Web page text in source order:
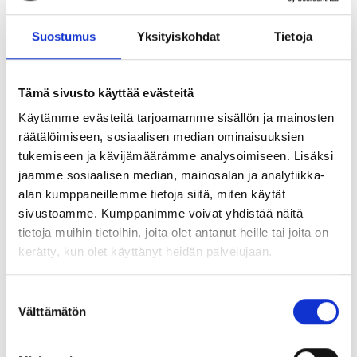
Suostumus Yksityiskohdat Tietoja
Tämä sivusto käyttää evästeitä
Käytämme evästeitä tarjoamamme sisällön ja mainosten
räätälöimiseen, sosiaalisen median ominaisuuksien
tukemiseen ja kävijämäärämme analysoimiseen. Lisäksi
jaamme sosiaalisen median, mainosalan ja analytiikka-
alan kumppaneillemme tietoja siitä, miten käytät
sivustoamme. Kumppanimme voivat yhdistää näitä
tietoja muihin tietoihin, joita olet antanut heille tai joita on
kerätty, kun olet käyttänyt heidän palvelujaan.
Välttämätön
tunteeseen.
tiedostamattaan toimii aina tietyn tunteen ottaessa
vallan.Käsittelemätön kokemus saattaa
säilyäalitajunnassa jaohjatahenkilön käyttäytymistä
tiettyyn suuntaan. Mikäli esimerkiksi surun ja pelon tunteet
on aina tukahdutettu syömällä, tästä käyttäytymismallista
on todennäköisesti vaikea päästä eroon tunnistamatta
ongelmaa ja tarvittaessa poistamatta taustalla
vaikuttavaa syytä.
ollut ylipainoinen” ja ”olen kokeillut jo kaikkea” ja ”tiedän